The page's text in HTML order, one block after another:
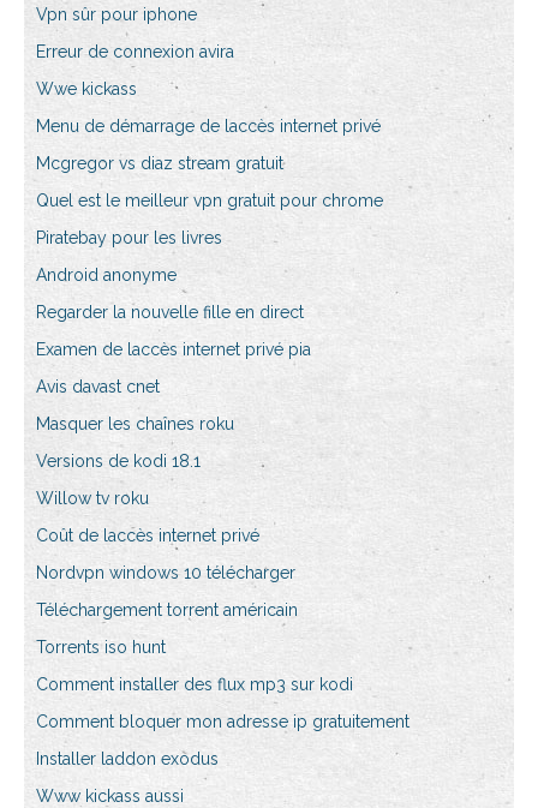
Vpn sûr pour iphone
Erreur de connexion avira
Wwe kickass
Menu de démarrage de laccès internet privé
Mcgregor vs diaz stream gratuit
Quel est le meilleur vpn gratuit pour chrome
Piratebay pour les livres
Android anonyme
Regarder la nouvelle fille en direct
Examen de laccès internet privé pia
Avis davast cnet
Masquer les chaînes roku
Versions de kodi 18.1
Willow tv roku
Coût de laccès internet privé
Nordvpn windows 10 télécharger
Téléchargement torrent américain
Torrents iso hunt
Comment installer des flux mp3 sur kodi
Comment bloquer mon adresse ip gratuitement
Installer laddon exodus
Www kickass aussi